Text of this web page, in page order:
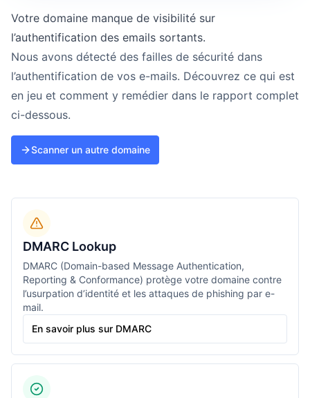
Votre domaine manque de visibilité sur
l’authentification des emails sortants.
Nous avons détecté des failles de sécurité dans
l’authentification de vos e-mails. Découvrez ce qui est
en jeu et comment y remédier dans le rapport complet
ci-dessous.
Scanner un autre domaine
DMARC Lookup
DMARC (Domain-based Message Authentication,
Reporting & Conformance) protège votre domaine contre
l’usurpation d’identité et les attaques de phishing par e-
mail.
En savoir plus sur DMARC